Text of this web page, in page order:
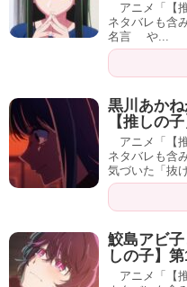
アニメ「【
ネタバレも含
名言 や...
黒川あか
【推しの
アニメ「【
ネタバレも含
気づいた「抜
鮫島アビ
しの子】
アニメ「【